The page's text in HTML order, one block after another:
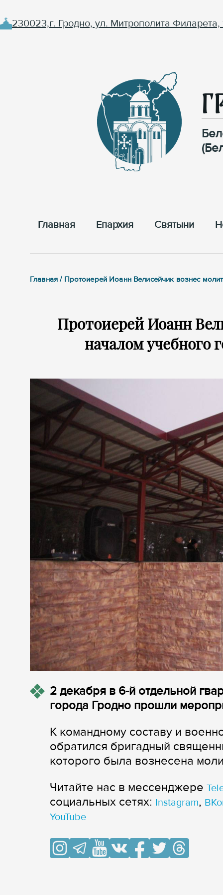
230023,г. Гродно, ул. Митрополита Филарета,
Главная Епархия Cвятыни
Главная / Протоиерей Иоанн Велисейчик вознес
Протоиерей Иоанн
началом учебного
2 декабря в 6-й отдельной
города Гродно прошли
К командному составу и
обратился бригадный
которого была вознесена
Читайте нас в мессенджере
cоциальных сетях: Instagram,
YouTube